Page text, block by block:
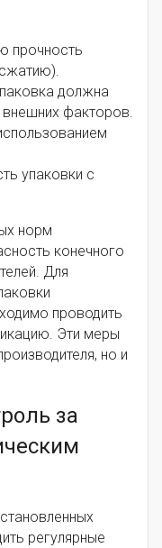
прочность
должна
факторов.
упаковки с
норм
конечного
Для
проводить
Эти меры
но и
за
регулярные